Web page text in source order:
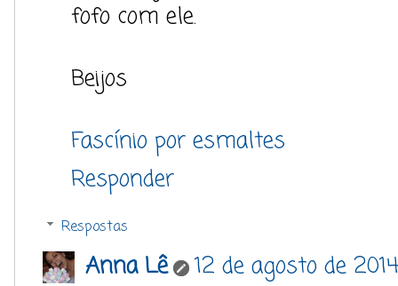
fofo com ele.
Beijos
Fascínio por esmaltes
Responder
Respostas
Anna Lê
12 de agosto de